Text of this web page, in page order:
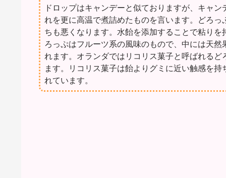
ドロップはキャンデーと似ておりますが、キャ
れを更に高温で煮詰めたものを言います。どろ
ちも悪くなります。水飴を添加することで粘り
ろっぷはフルーツ系の風味のもので、中には天
れます。オランダではリコリス菓子と呼ばれる
ます。リコリス菓子は飴よりグミに近い触感を
れています。